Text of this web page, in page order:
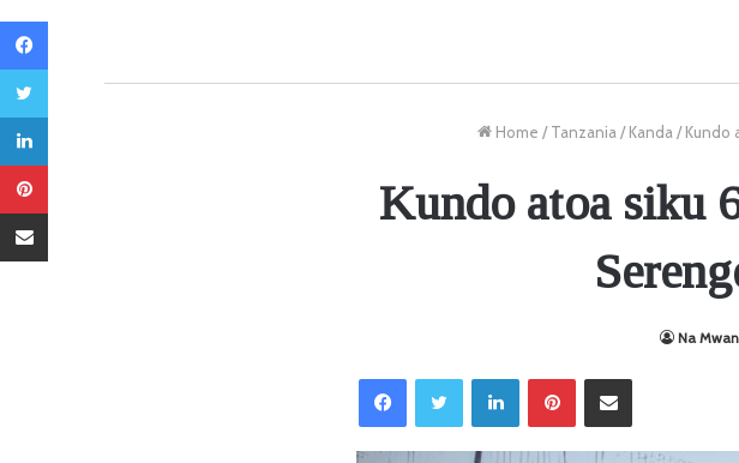
Home / Tanzania / Kanda / Kundo
Kundo atoa siku
Na
LinkedIn